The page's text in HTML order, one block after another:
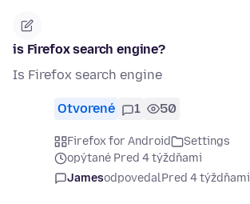
is Firefox search engine?
Is Firefox search engine
Otvorené 1 50
Firefox for Android
Settings
opýtané Pred 4 týždňami
JamesodpovedalPred 4 týždňami